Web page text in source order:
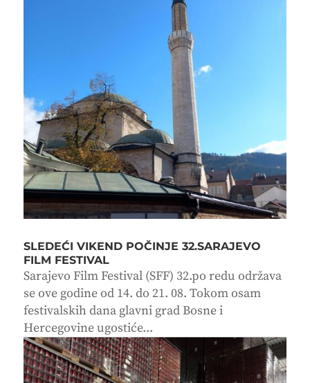
SLEDEĆI VIKEND POČINJE 32.SARAJEVO
FILM FESTIVAL
Sarajevo Film Festival (SFF) 32.po redu održava
se ove godine od 14. do 21. 08. Tokom osam
festivalskih dana glavni grad Bosne i
Hercegovine ugostiće...